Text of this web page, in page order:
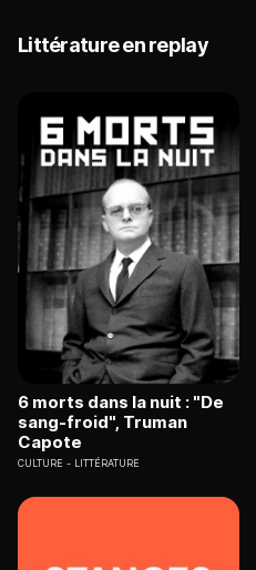
Littérature en replay
6 morts dans la nuit : "De
sang-froid", Truman
Capote
CULTURE LITTÉRATURE